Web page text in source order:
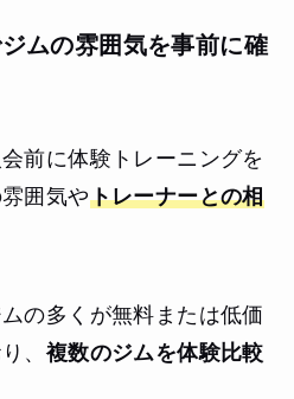
ムの雰囲気を事前に確
前に体験トレーニングを
囲気やトレーナーとの相
の多くが無料または低価
、 複数のジムを体験比較